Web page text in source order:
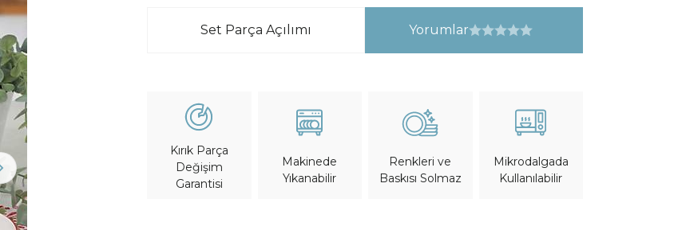
Set Parça Açılımı Yorumlar
Kırık Parça
Değişim
Garantisi
Makinede
Yıkanabilir
Renkleri ve
Baskısı Solmaz
Mikrodalgada
Kullanılabilir